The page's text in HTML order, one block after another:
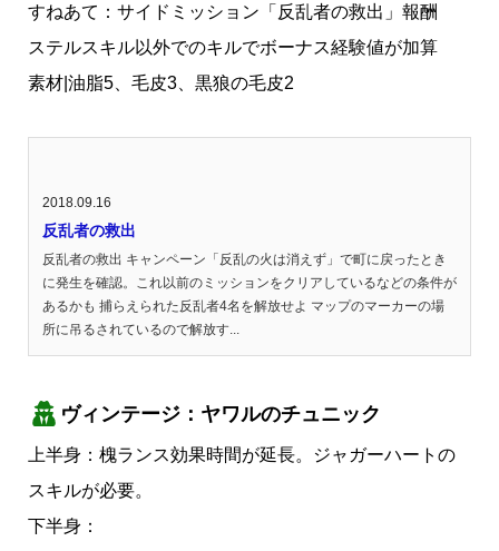
すねあて：サイドミッション「反乱者の救出」報酬
ステルスキル以外でのキルでボーナス経験値が加算
素材|油脂5、毛皮3、黒狼の毛皮2
2018.09.16
反乱者の救出
反乱者の救出 キャンペーン「反乱の火は消えず」で町に戻ったとき
に発生を確認。これ以前のミッションをクリアしているなどの条件が
あるかも 捕らえられた反乱者4名を解放せよ マップのマーカーの場
所に吊るされているので解放す...
ヴィンテージ：ヤワルのチュニック
上半身：槐ランス効果時間が延長。ジャガーハートの
スキルが必要。
下半身：